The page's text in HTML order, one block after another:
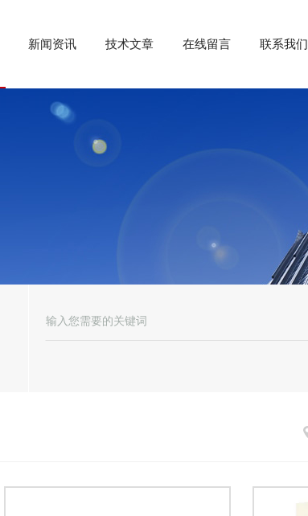
新闻资讯 技术文章 在线留言 联系我们